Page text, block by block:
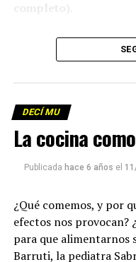
Descargar los archivos
Descargar el
La reproducción de
que mandar un mail a
emitir todos los
DECÍ MU
La cocina
Publicada hace 6 años el
¿Qué comemos, y por
efectos nos provocan?
para que alimentarnos
Barruti, la pediatra